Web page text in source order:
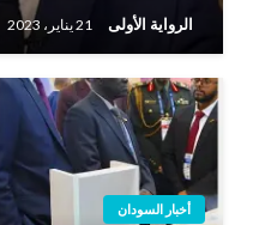
الرواية الأولى 21 يناير، 2023
أخبار السودان